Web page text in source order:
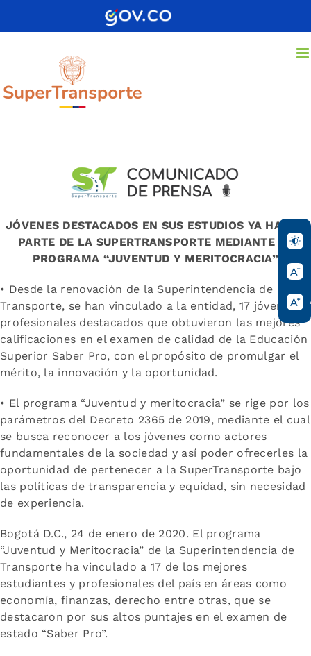
JÓVENES DESTACADOS EN SUS ESTUDIOS YA HACEN
PARTE DE LA SUPERTRANSPORTE MEDIANTE EL
PROGRAMA “JUVENTUD Y MERITOCRACIA”
• Desde la renovación de la Superintendencia de
Transporte, se han vinculado a la entidad, 17 jóvenes
profesionales destacados que obtuvieron las mejores
calificaciones en el examen de calidad de la Educación
Superior Saber Pro, con el propósito de promulgar el
mérito, la innovación y la oportunidad.
• El programa “Juventud y meritocracia” se rige por los
parámetros del Decreto 2365 de 2019, mediante el cual
se busca reconocer a los jóvenes como actores
fundamentales de la sociedad y así poder ofrecerles la
oportunidad de pertenecer a la SuperTransporte bajo
las políticas de transparencia y equidad, sin necesidad
de experiencia.
Bogotá D.C., 24 de enero de 2020. El programa
“Juventud y Meritocracia” de la Superintendencia de
Transporte ha vinculado a 17 de los mejores
estudiantes y profesionales del país en áreas como
economía, finanzas, derecho entre otras, que se
destacaron por sus altos puntajes en el examen de
estado “Saber Pro”.